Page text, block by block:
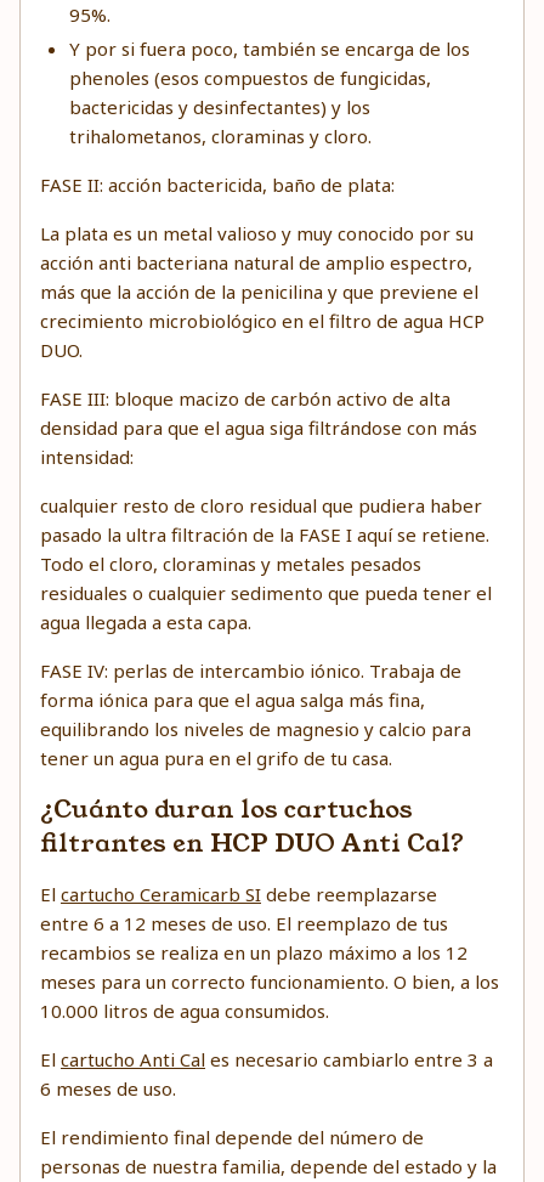
95%.
Y por si fuera poco, también se encarga de los
phenoles (esos compuestos de fungicidas,
bactericidas y desinfectantes) y los
trihalometanos, cloraminas y cloro.
FASE II: acción bactericida, baño de plata:
La plata es un metal valioso y muy conocido por su
acción anti bacteriana natural de amplio espectro,
más que la acción de la penicilina y que previene el
crecimiento microbiológico en el filtro de agua HCP
DUO.
FASE III: bloque macizo de carbón activo de alta
densidad para que el agua siga filtrándose con más
intensidad:
cualquier resto de cloro residual que pudiera haber
pasado la ultra filtración de la FASE I aquí se retiene.
Todo el cloro, cloraminas y metales pesados
residuales o cualquier sedimento que pueda tener el
agua llegada a esta capa.
FASE IV: perlas de intercambio iónico. Trabaja de
forma iónica para que el agua salga más fina,
equilibrando los niveles de magnesio y calcio para
tener un agua pura en el grifo de tu casa.
¿Cuánto duran los cartuchos
filtrantes en HCP DUO Anti Cal?
El cartucho Ceramicarb SI debe reemplazarse
entre 6 a 12 meses de uso. El reemplazo de tus
recambios se realiza en un plazo máximo a los 12
meses para un correcto funcionamiento. O bien, a los
10.000 litros de agua consumidos.
El cartucho Anti Cal es necesario cambiarlo entre 3 a
6 meses de uso.
El rendimiento final depende del número de
personas de nuestra familia, depende del estado y la